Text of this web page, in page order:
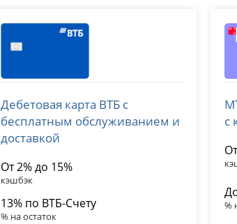
лицензия № 1000
Дебетовая карта ВТБ с
бесплатным обслуживанием и
доставкой
От 2% до 15%
кэшбэк
13% по ВТБ-Счету
% на остаток
с
%